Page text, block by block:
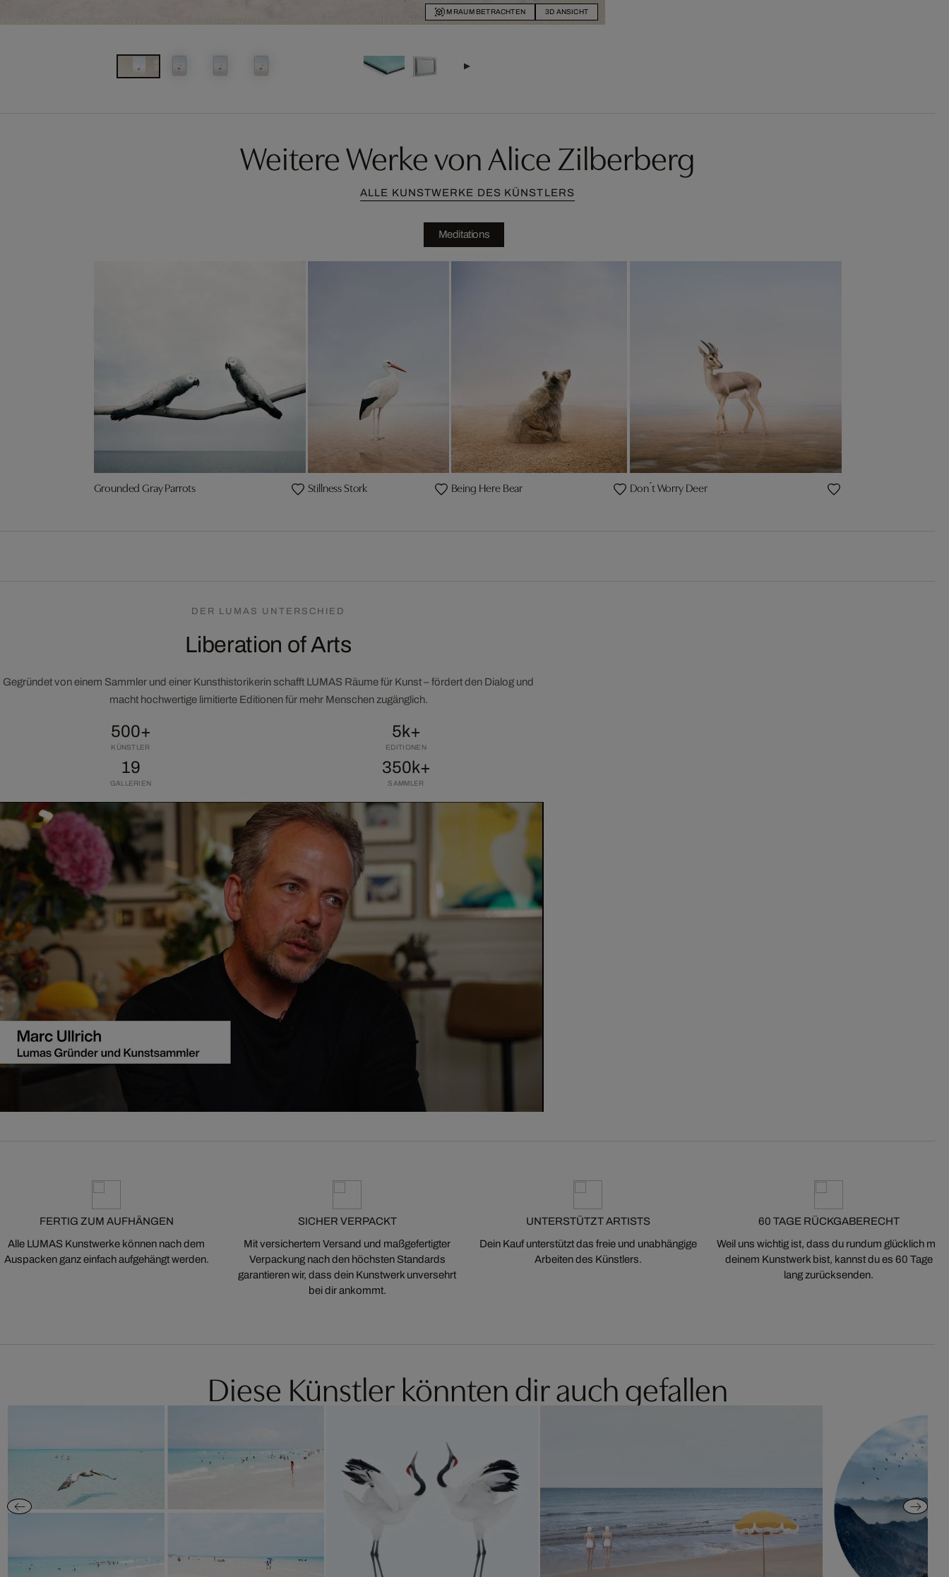
IM RAUM BETRACHTEN 3D ANSICHT
Weitere Werke von Alice Zilberberg
ALLE KUNSTWERKE DES KÜNSTLERS
Meditations
Grounded Gray Parrots Stillness Stork Being Here Bear Don ́t Worry Deer
DER LUMAS UNTERSCHIED
Liberation of Arts
Gegründet von einem Sammler und einer Kunsthistorikerin schafft LUMAS Räume für Kunst – fördert den Dialog und
macht hochwertige limitierte Editionen für mehr Menschen zugänglich.
500+
KÜNSTLER
5k+
EDITIONEN
19
GALLERIEN
350k+
SAMMLER
FERTIG ZUM AUFHÄNGEN
Alle LUMAS Kunstwerke können nach dem
Auspacken ganz einfach aufgehängt werden.
SICHER VERPACKT
Mit versichertem Versand und maßgefertigter
Verpackung nach den höchsten Standards
garantieren wir, dass dein Kunstwerk unversehrt
bei dir ankommt.
UNTERSTÜTZT ARTISTS
Dein Kauf unterstützt das freie und unabhängige
Arbeiten des Künstlers.
60 TAGE RÜCKGABERECHT
Weil uns wichtig ist, dass du rundum glücklich mit
deinem Kunstwerk bist, kannst du es 60 Tage
lang zurücksenden.
Diese Künstler könnten dir auch gefallen